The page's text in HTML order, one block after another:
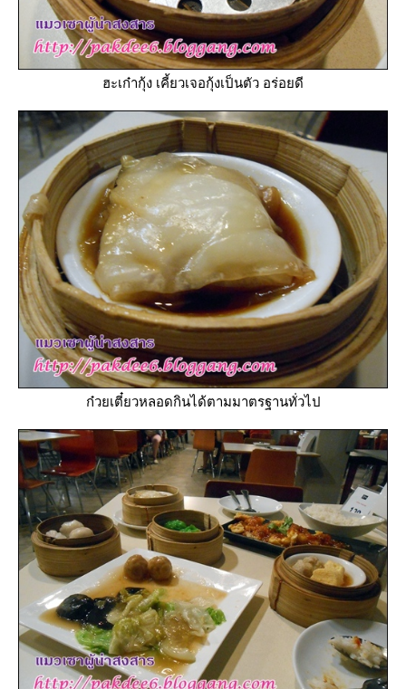
ฮะเก๋ากุ้ง เคี้ยวเจอกุ้งเป็นตัว อร่อยดี
ก๋วยเตี๋ยวหลอดกินได้ตามมาตรฐานทั่วไป